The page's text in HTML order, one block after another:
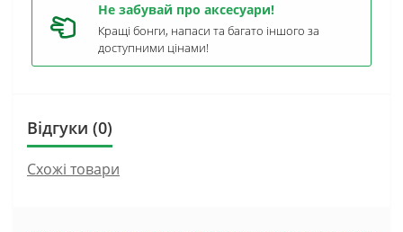
Не забувай про аксесуари!
Кращі бонги, напаси та багато іншого за
доступними цінами!
Відгуки (0)
Схожі товари